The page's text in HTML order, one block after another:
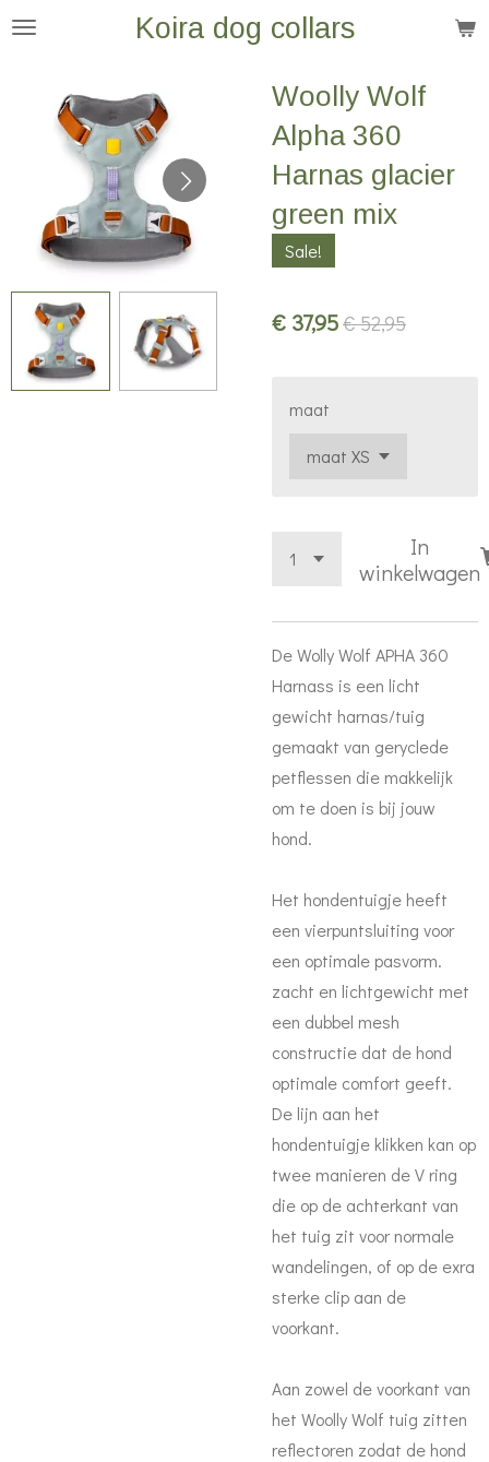
Ga
hoofdinhoud
Koira dog collars
Woolly Wolf
Alpha 360
Harnas glacier
green mix
Sale!
€ 37,95€ 52,95
maat
In
winkelwagen
De Wolly Wolf APHA 360
Harnass is een licht
gewicht harnas/tuig
gemaakt van geryclede
petflessen die makkelijk
om te doen is bij jouw
hond.
Het hondentuigje heeft
een vierpuntsluiting voor
een optimale pasvorm.
zacht en lichtgewicht met
een dubbel mesh
constructie dat de hond
optimale comfort geeft.
De lijn aan het
hondentuigje klikken kan op
twee manieren de V ring
die op de achterkant van
het tuig zit voor normale
wandelingen, of op de exra
sterke clip aan de
voorkant.
Aan zowel de voorkant van
het Woolly Wolf tuig zitten
reflectoren zodat de hond